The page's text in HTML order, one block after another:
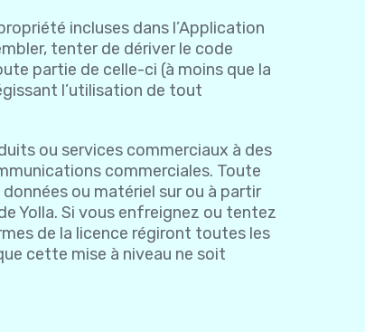
incluses dans l’Application
tenter de dériver le code
partie de celle-ci (à moins que la
l’utilisation de tout
ou services commerciaux à des
commerciales. Toute
ou matériel sur ou à partir
Yolla. Si vous enfreignez ou tentez
de la licence régiront toutes les
cette mise à niveau ne soit